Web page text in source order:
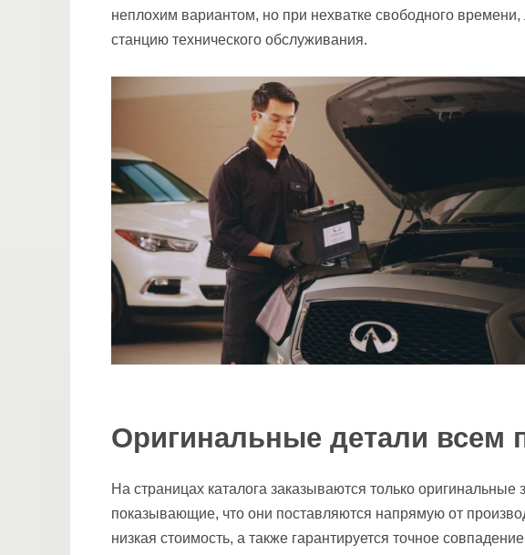
неплохим вариантом, но при нехватке свободного
станцию технического обслуживания.
Оригинальные детали всем
На страницах каталога заказываются только оригинальные
показывающие, что они поставляются напрямую от
низкая стоимость, а также гарантируется точное